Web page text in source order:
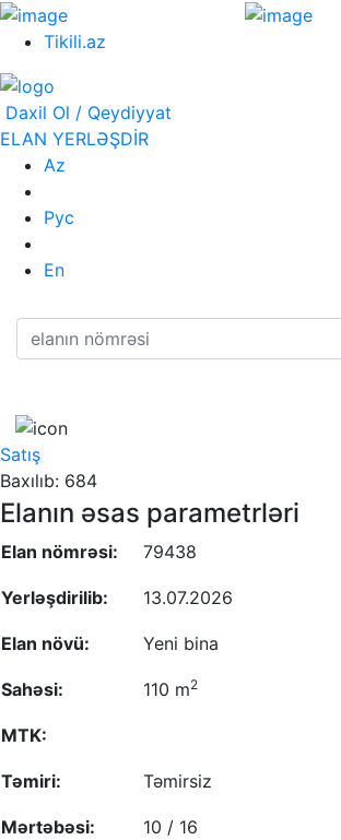
Tikili.az
Daxil Ol / Qeydiyyat
ELAN YERLƏŞDİR
Az
Рус
En
Satış
Baxılıb: 684
Elanın əsas parametrləri
Elan nömrəsi: 79438
Yerləşdirilib: 13.07.2026
Elan növü: Yeni bina
Sahəsi: 110 m2
MTK:
Təmiri: Təmirsiz
Mərtəbəsi: 10 / 16